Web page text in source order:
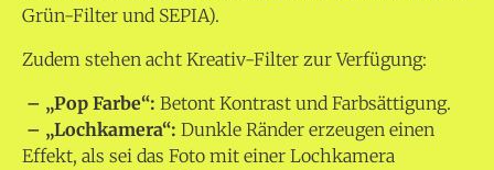
Grün-Filter und SEPIA).
Zudem stehen acht Kreativ-Filter zur Verfügung:
– „Pop Farbe“: Betont Kontrast und Farbsättigung.
– „Lochkamera“: Dunkle Ränder erzeugen einen
Effekt, als sei das Foto mit einer Lochkamera